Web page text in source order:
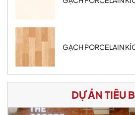
GẠCH PORCELAIN
DỰ ÁN TIÊU